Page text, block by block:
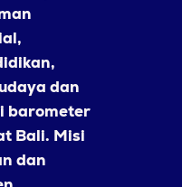
dan
barometer
Bali. Misi
dan